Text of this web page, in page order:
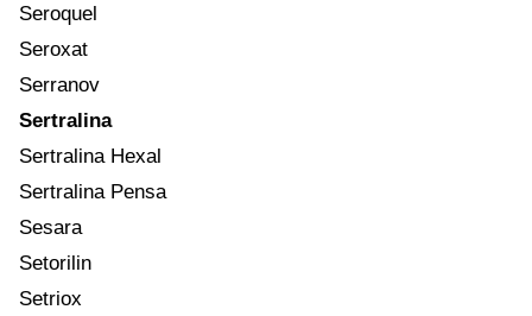
Seroquel
Seroxat
Serranov
Sertralina
Sertralina Hexal
Sertralina Pensa
Sesara
Setorilin
Setriox